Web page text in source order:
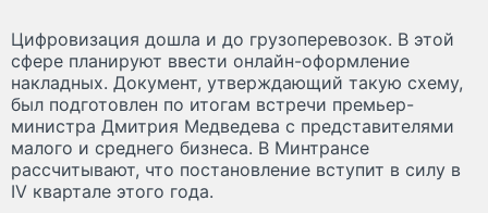
Цифровизация дошла и до грузоперевозок. В этой
сфере планируют ввести онлайн-оформление
накладных. Документ, утверждающий такую схему,
был подготовлен по итогам встречи премьер-
министра Дмитрия Медведева с представителями
малого и среднего бизнеса. В Минтрансе
рассчитывают, что постановление вступит в силу в
IV квартале этого года.